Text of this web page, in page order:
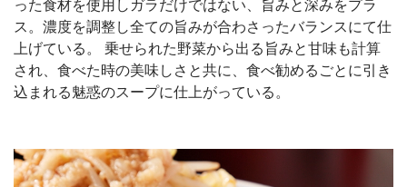
った食材を使用しガラだけではない、旨みと深みをプラ
ス。濃度を調整し全ての旨みが合わさったバランスにて仕
上げている。 乗せられた野菜から出る旨みと甘味も計算
され、食べた時の美味しさと共に、食べ勧めるごとに引き
込まれる魅惑のスープに仕上がっている。